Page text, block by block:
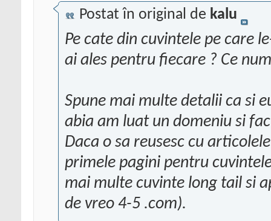
Postat în original de kalu
Pe cate din cuvintele pe care
ai ales pentru fiecare ? Ce
Spune mai multe detalii ca si
abia am luat un domeniu si
Daca o sa reusesc cu
primele pagini pentru
mai multe cuvinte long tail si
de vreo 4-5 .com).